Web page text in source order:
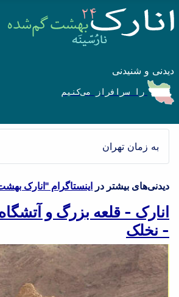
دیدنی و شنیدنی
را سرافراز می‌کنیم
به زمان تهران
دیدنی‌های بیشتر در اینستاگرام "انارک
انارک - قلعه بزرگ و
- نخلک